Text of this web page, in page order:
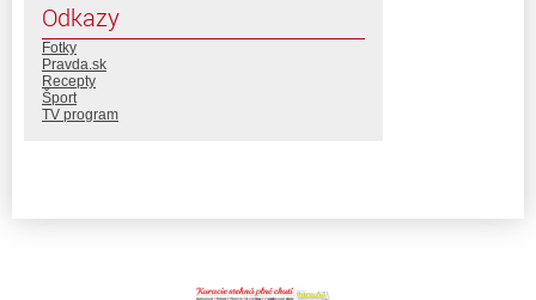
Odkazy
Fotky
Pravda.sk
Recepty
Šport
TV program